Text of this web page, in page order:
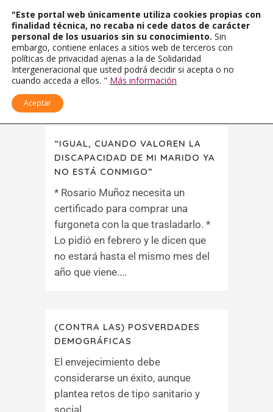
“IGUAL, CUANDO VALOREN LA
DISCAPACIDAD DE MI MARIDO YA
NO ESTÁ CONMIGO”
* Rosario Muñoz necesita un
certificado para comprar una
furgoneta con la que trasladarlo. *
Lo pidió en febrero y le dicen que
no estará hasta el mismo mes del
año que viene....
(CONTRA LAS) POSVERDADES
DEMOGRÁFICAS
El envejecimiento debe
considerarse un éxito, aunque
plantea retos de tipo sanitario y
social....
"Este portal web únicamente utiliza cookies propias con
finalidad técnica, no recaba ni cede datos de carácter
personal de los usuarios sin su conocimiento. Sin
embargo, contiene enlaces a sitios web de terceros con
políticas de privacidad ajenas a la de Solidaridad
Intergeneracional que usted podrá decidir si acepta o no
cuando acceda a ellos. " Más información
Aceptar